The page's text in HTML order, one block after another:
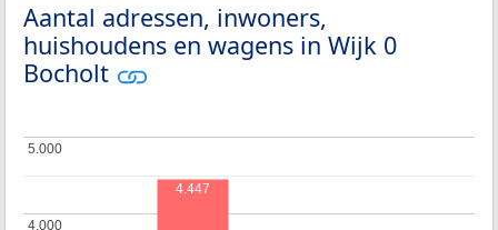
Aantal adressen, inwoners,
huishoudens en wagens in Wijk 0
Bocholt
4.000
4.000
5.000
5.000
4.447